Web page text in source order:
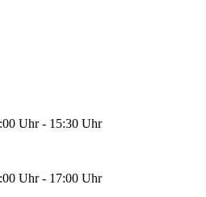
Uhr - 15:30 Uhr
Uhr - 17:00 Uhr